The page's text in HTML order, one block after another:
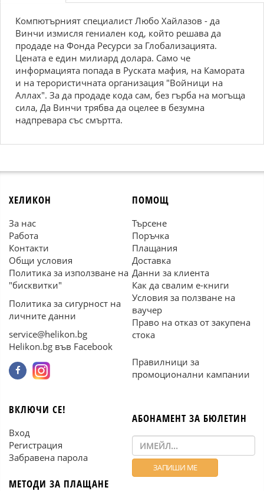
Компютърният специалист Любо Хайлазов - да
Винчи измисля гениален код, който решава да
продаде на Фонда Ресурси за Глобализацията.
Цената е един милиард долара. Само че
информацията попада в Руската мафия, на Камората
и на терористичната организация "Войници на
Аллах". За да продаде кода сам, без гърба на могъща
сила, Да Винчи трябва да оцелее в безумна
надпревара със смъртта.
ХЕЛИКОН
За нас
Работа
Контакти
Общи условия
Политика за използване на
"бисквитки"
Политика за сигурност на
личните данни
service@helikon.bg
Helikon.bg във Facebook
ПОМОЩ
Търсене
Поръчка
Плащания
Доставка
Данни за клиента
Как да свалим е-книги
Условия за ползване на
ваучер
Право на отказ от закупена
стока
Правилници за
промоционални кампании
ВКЛЮЧИ СЕ!
Вход
Регистрация
Забравена парола
МЕТОДИ ЗА ПЛАЩАНЕ
АБОНАМЕНТ ЗА БЮЛЕТИН